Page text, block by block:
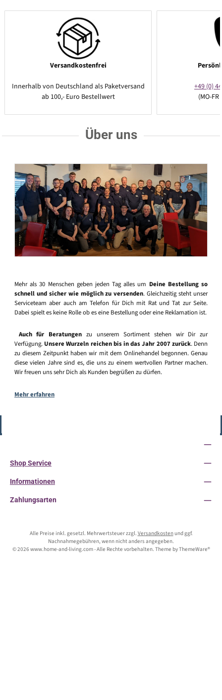
Versandkostenfrei
Innerhalb von Deutschland als Paketversand
ab 100,- Euro Bestellwert
+49 (0)
(MO-
Über uns
Mehr als 30 Menschen geben jeden Tag alles um Deine Bestellung so
schnell und sicher wie möglich zu versenden. Gleichzeitig steht unser
Serviceteam aber auch am Telefon für Dich mit Rat und Tat zur Seite.
Dabei spielt es keine Rolle ob es eine Bestellung oder eine Reklamation ist.
Auch für Beratungen zu unserem Sortiment stehen wir Dir zur
Verfügung. Unsere Wurzeln reichen bis in das Jahr 2007 zurück. Denn
zu diesem Zeitpunkt haben wir mit dem Onlinehandel begonnen. Genau
diese vielen Jahre sind es, die uns zu einem wertvollen Partner machen.
Wir freuen uns sehr Dich als Kunden begrüßen zu dürfen.
Mehr erfahren
Shop Service
Informationen
Zahlungsarten
Alle Preise inkl. gesetzl. Mehrwertsteuer zzgl. Versandkostenund ggf.
Nachnahmegebühren, wenn nicht anders angegeben.
© 2026 www.home-and-living.com - Alle Rechte vorbehalten. Theme byThemeWare®